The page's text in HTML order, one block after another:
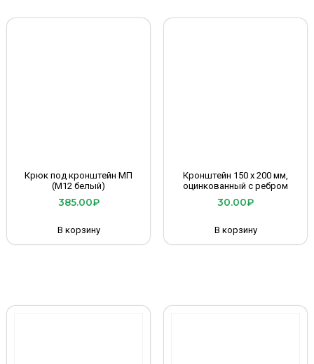
Крюк под кронштейн МП
(М12 белый)
385.00₽
В корзину
Кронштейн 150 х 200 мм,
оцинкованный с ребром
30.00₽
В корзину